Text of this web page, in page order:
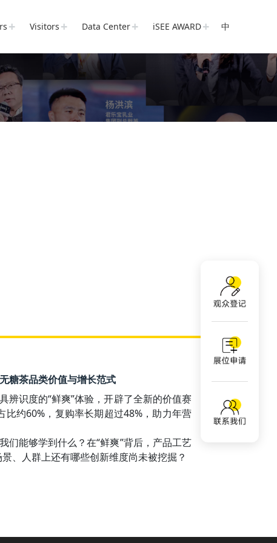
Visitors Data Center iSEE AWARD 中
糖茶品类价值与增长范式
辨识度的“鲜爽”体验，开辟了全新的价值赛
约60%，复购率长期超过48%，助力年营
们能够学到什么？在“鲜爽”背后，产品工艺
、人群上还有哪些创新维度尚未被挖掘？